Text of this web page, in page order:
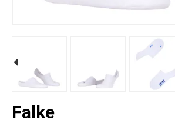
Falke